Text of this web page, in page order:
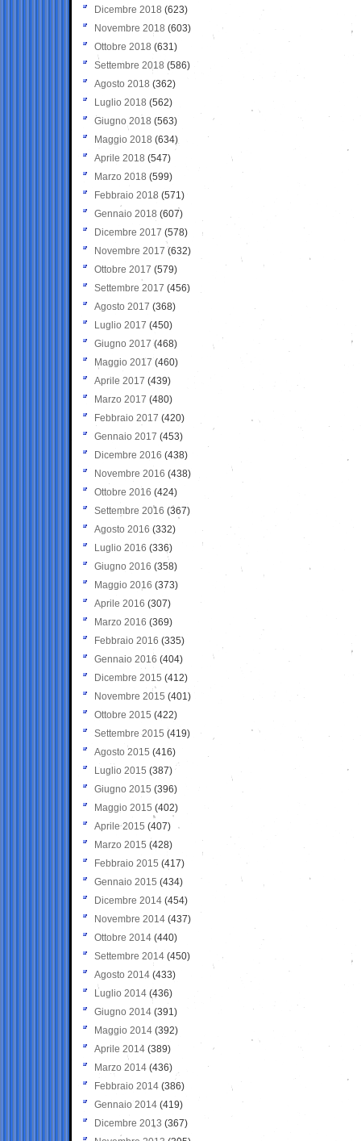
Dicembre 2018 (623)
Novembre 2018 (603)
Ottobre 2018 (631)
Settembre 2018 (586)
Agosto 2018 (362)
Luglio 2018 (562)
Giugno 2018 (563)
Maggio 2018 (634)
Aprile 2018 (547)
Marzo 2018 (599)
Febbraio 2018 (571)
Gennaio 2018 (607)
Dicembre 2017 (578)
Novembre 2017 (632)
Ottobre 2017 (579)
Settembre 2017 (456)
Agosto 2017 (368)
Luglio 2017 (450)
Giugno 2017 (468)
Maggio 2017 (460)
Aprile 2017 (439)
Marzo 2017 (480)
Febbraio 2017 (420)
Gennaio 2017 (453)
Dicembre 2016 (438)
Novembre 2016 (438)
Ottobre 2016 (424)
Settembre 2016 (367)
Agosto 2016 (332)
Luglio 2016 (336)
Giugno 2016 (358)
Maggio 2016 (373)
Aprile 2016 (307)
Marzo 2016 (369)
Febbraio 2016 (335)
Gennaio 2016 (404)
Dicembre 2015 (412)
Novembre 2015 (401)
Ottobre 2015 (422)
Settembre 2015 (419)
Agosto 2015 (416)
Luglio 2015 (387)
Giugno 2015 (396)
Maggio 2015 (402)
Aprile 2015 (407)
Marzo 2015 (428)
Febbraio 2015 (417)
Gennaio 2015 (434)
Dicembre 2014 (454)
Novembre 2014 (437)
Ottobre 2014 (440)
Settembre 2014 (450)
Agosto 2014 (433)
Luglio 2014 (436)
Giugno 2014 (391)
Maggio 2014 (392)
Aprile 2014 (389)
Marzo 2014 (436)
Febbraio 2014 (386)
Gennaio 2014 (419)
Dicembre 2013 (367)